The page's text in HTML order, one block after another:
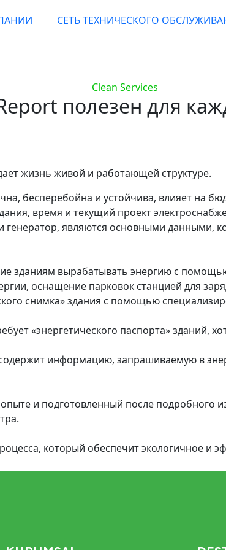
СЕТЬ ТЕХНИЧЕСКОГО
Clean Services
полезен для
жизнь живой и работающей структуре.
бесперебойна и устойчива, влияет на
время и текущий проект
генератор, являются основными данными,
зданиям вырабатывать энергию с
оснащение парковок станцией для
снимка» здания с помощью
«энергетического паспорта» зданий,
информацию, запрашиваемую в
и подготовленный после подробного
который обеспечит экологичное и